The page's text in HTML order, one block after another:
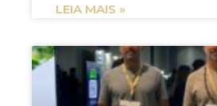
LEIA MAIS »